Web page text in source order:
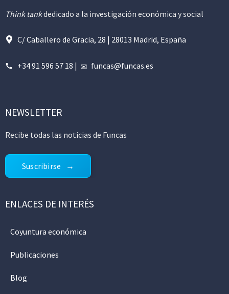
Think tankdedicado a la investigación económica y social
C/ Caballero de Gracia, 28 | 28013 Madrid, España
+34 91 596 57 18 | funcas@funcas.es
NEWSLETTER
Recibe todas las noticias de Funcas
Suscribirse
ENLACES DE INTERÉS
Coyuntura económica
Publicaciones
Blog